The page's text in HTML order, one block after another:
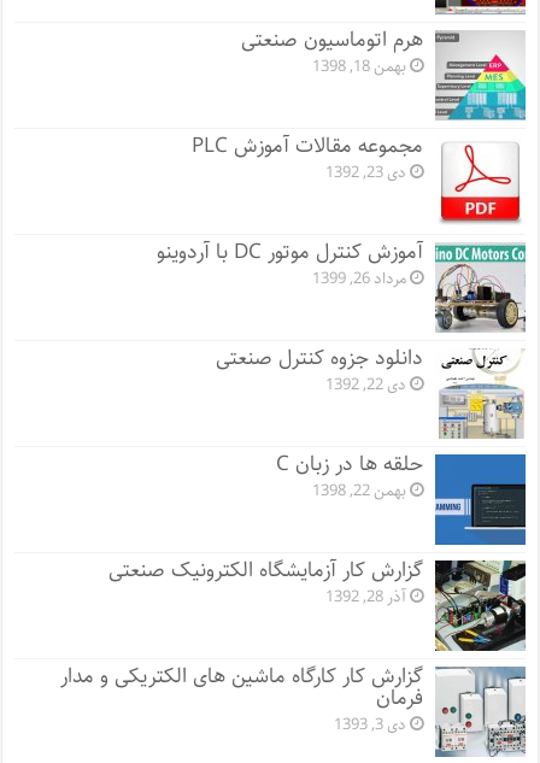
هرم اتوماسیون صنعتی
بهمن 18, 1398
مجموعه مقالات آموزش PLC
دی 23, 1392
آموزش کنترل موتور DC با آردوینو
مرداد 26, 1399
دانلود جزوه کنترل صنعتی
دی 22, 1392
حلقه ها در زبان C
بهمن 22, 1398
گزارش کار آزمایشگاه الکترونیک صنعتی
آذر 28, 1392
گزارش کار کارگاه ماشین های الکتریکی و مدار
فرمان
دی 3, 1393